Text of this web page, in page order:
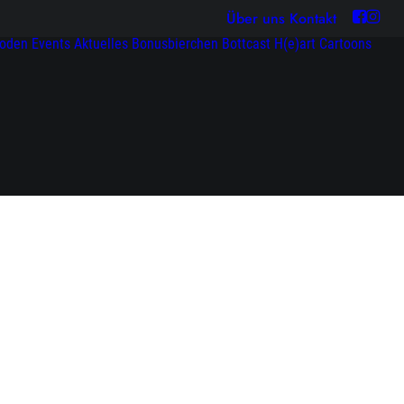
Über uns Kontakt
Events Aktuelles Bonusbierchen Bottcast H(e)art Cartoons